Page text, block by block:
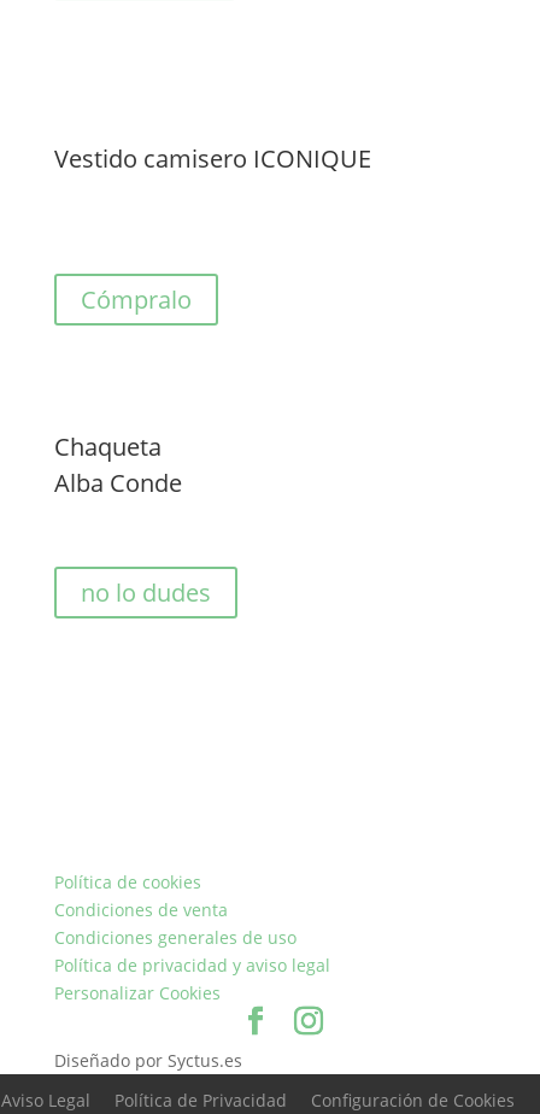
Vestido camisero ICONIQUE
Cómpralo
Chaqueta
Alba Conde
no lo dudes
Política de cookies
Condiciones de venta
Condiciones generales de uso
Política de privacidad y aviso legal
Personalizar Cookies
Diseñado por Syctus.es
Aviso Legal
Política de Privacidad Configuración de Cookies